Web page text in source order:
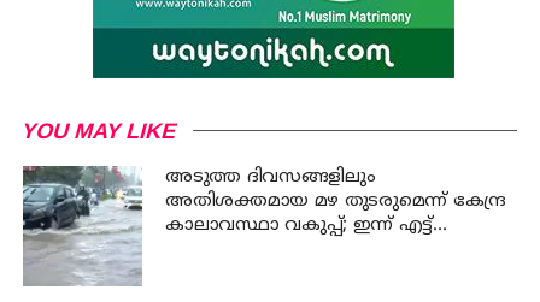
YOU MAY LIKE
അടുത്ത ദിവസങ്ങളിലും
അതിശക്തമായ മഴ തുടരുമെന്ന് കേന്ദ്ര
കാലാവസ്ഥാ വകുപ്പ്; ഇന്ന് എട്ട്